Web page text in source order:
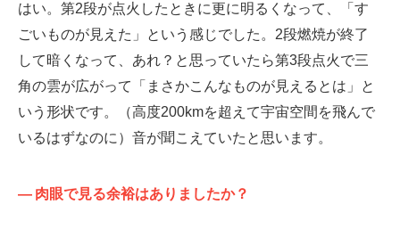
はい。第2段が点火したときに更に明るくなって、「す
ごいものが見えた」という感じでした。2段燃焼が終了
して暗くなって、あれ？と思っていたら第3段点火で三
角の雲が広がって「まさかこんなものが見えるとは」と
いう形状です。（高度200kmを超えて宇宙空間を飛んで
いるはずなのに）音が聞こえていたと思います。
— 肉眼で見る余裕はありましたか？